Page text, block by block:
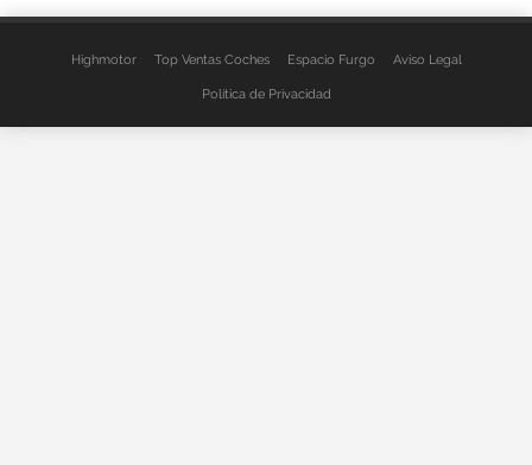
Highmotor Top Ventas Coches Espacio Furgo Aviso Legal
Política de Privacidad